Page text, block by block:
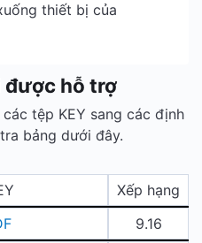
thiết bị của
được hỗ trợ
tệp KEY sang các định
bảng dưới đây.
Xếp hạng
9.16